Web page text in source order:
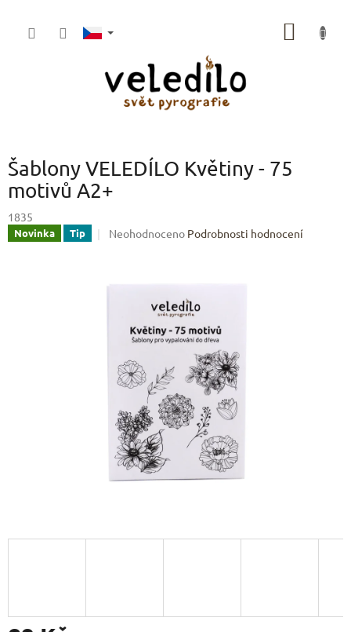
Šablony VELEDÍLO Květiny - 75
motivů A2+
1835
Novinka Tip
Průměrné
hvězdiček.
Neohodnoceno Podrobnosti hodnocení